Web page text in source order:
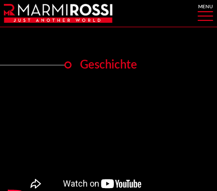
Geschichte